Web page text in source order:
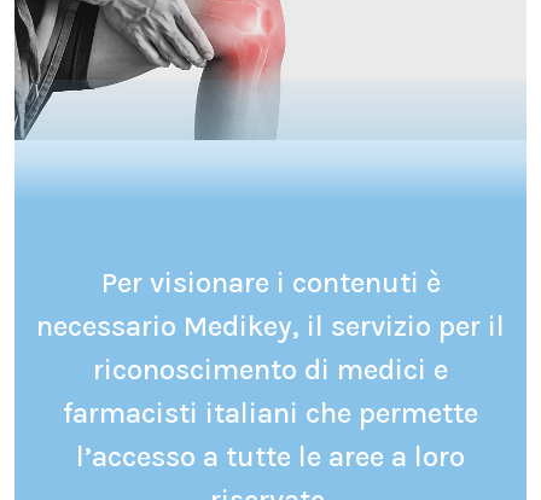
Per visionare i contenuti è
necessario Medikey, il servizio per il
riconoscimento di medici e
farmacisti italiani che permette
l’accesso a tutte le aree a loro